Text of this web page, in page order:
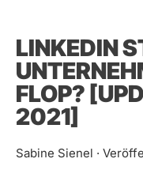
LINKEDIN
FLOP?
2021]
Sabine Sienel ·